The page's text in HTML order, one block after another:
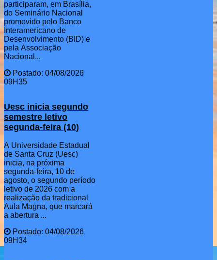
participaram, em Brasília,
do Seminário Nacional
promovido pelo Banco
Interamericano de
Desenvolvimento (BID) e
pela Associação
Nacional...
Postado: 04/08/2026
09H35
Uesc inicia segundo
semestre letivo
segunda-feira (10)
A Universidade Estadual
de Santa Cruz (Uesc)
inicia, na próxima
segunda-feira, 10 de
agosto, o segundo período
letivo de 2026 com a
realização da tradicional
Aula Magna, que marcará
a abertura ...
Postado: 04/08/2026
09H34